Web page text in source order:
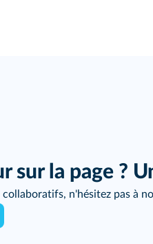
sur la page ?
collaboratifs, n'hésitez pas à